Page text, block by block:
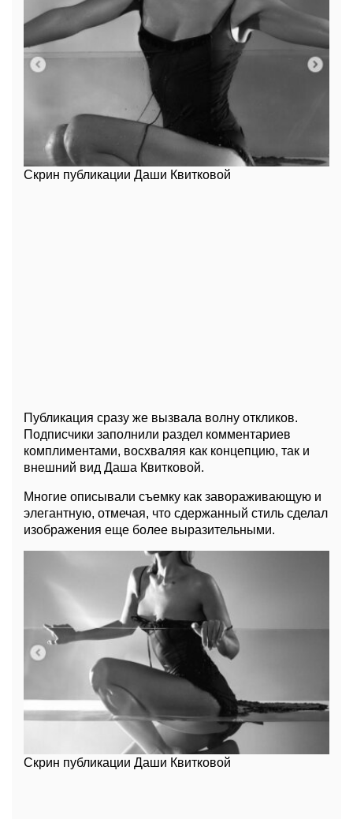
Скрин публикации Даши Квитковой
Публикация сразу же вызвала волну откликов.
Подписчики заполнили раздел комментариев
комплиментами, восхваляя как концепцию, так и
внешний вид Даша Квитковой.
Многие описывали съемку как завораживающую и
элегантную, отмечая, что сдержанный стиль сделал
изображения еще более выразительными.
Скрин публикации Даши Квитковой